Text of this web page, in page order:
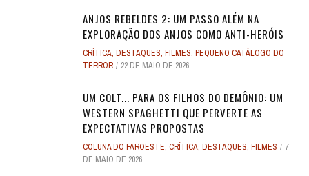
ANJOS REBELDES 2: UM PASSO ALÉM NA
EXPLORAÇÃO DOS ANJOS COMO ANTI-HERÓIS
CRÍTICA, DESTAQUES, FILMES, PEQUENO CATÁLOGO DO
TERROR
22 DE MAIO DE 2026
UM COLT... PARA OS FILHOS DO DEMÔNIO: UM
WESTERN SPAGHETTI QUE PERVERTE AS
EXPECTATIVAS PROPOSTAS
COLUNA DO FAROESTE, CRÍTICA, DESTAQUES, FILMES
7
DE MAIO DE 2026